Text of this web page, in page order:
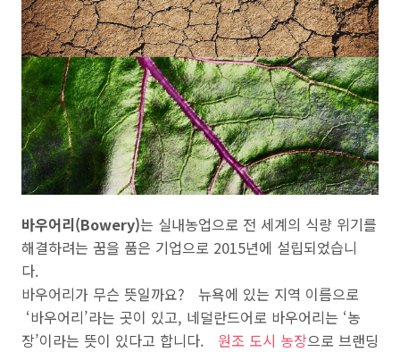
바우어리(Bowery)는 실내농업으로 전 세계의 식량 위기를
해결하려는 꿈을 품은 기업으로 2015년에 설립되었습니
다.
바우어리가 무슨 뜻일까요? 뉴욕에 있는 지역 이름으로
‘바우어리’라는 곳이 있고, 네덜란드어로 바우어리는 ‘농
장’이라는 뜻이 있다고 합니다. 원조 도시 농장으로 브랜딩